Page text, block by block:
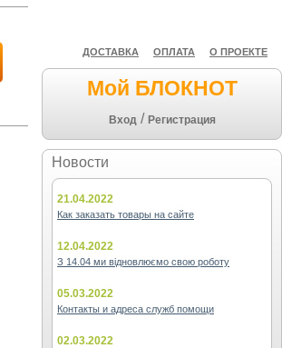
ДОСТАВКА ОПЛАТА О ПРОЕКТЕ
Мой БЛОКНОТ
Вход / Регистрация
Новости
21.04.2022
Как заказать товары на сайте
12.04.2022
З 14.04 ми відновлюємо свою роботу
05.03.2022
Контакты и адреса служб помощи
02.03.2022